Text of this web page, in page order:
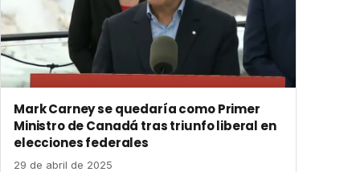
Mark Carney se quedaría como Primer
Ministro de Canadá tras triunfo liberal en
elecciones federales
29 de abril de 2025